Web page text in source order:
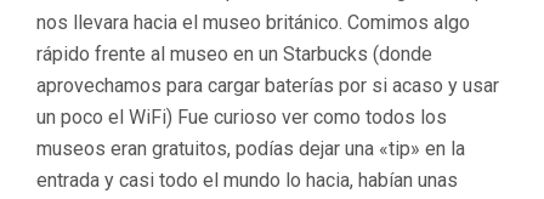
nos llevara hacia el museo británico. Comimos algo
rápido frente al museo en un Starbucks (donde
aprovechamos para cargar baterías por si acaso y usar
un poco el WiFi) Fue curioso ver como todos los
museos eran gratuitos, podías dejar una «tip» en la
entrada y casi todo el mundo lo hacia, habían unas